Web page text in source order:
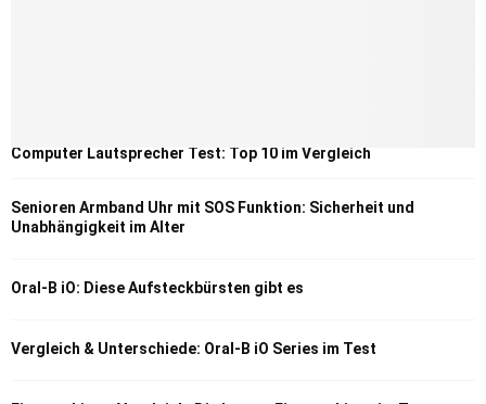
Computer Lautsprecher Test: Top 10 im Vergleich
Senioren Armband Uhr mit SOS Funktion: Sicherheit und
Unabhängigkeit im Alter
Oral-B iO: Diese Aufsteckbürsten gibt es
Vergleich & Unterschiede: Oral-B iO Series im Test